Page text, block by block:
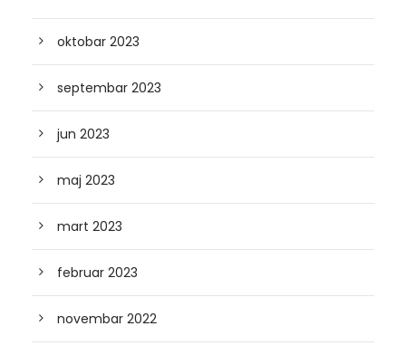
oktobar 2023
septembar 2023
jun 2023
maj 2023
mart 2023
februar 2023
novembar 2022